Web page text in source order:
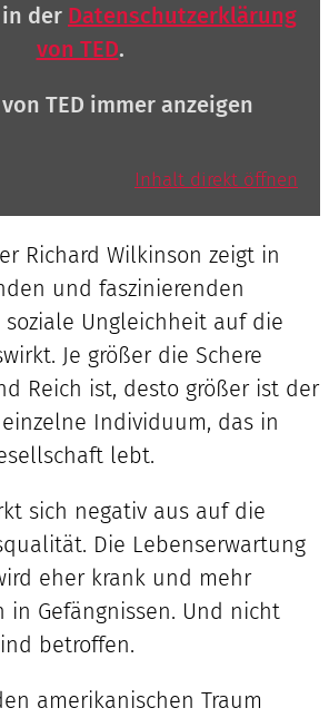
der Datenschutzerklärung
von TED.
TED immer anzeigen
Inhalt direkt öffnen
Richard Wilkinson zeigt in
und faszinierenden
soziale Ungleichheit auf die
Je größer die Schere
Reich ist, desto größer ist der
Individuum, das in
lebt.
sich negativ aus auf die
Die Lebenserwartung
eher krank und mehr
in Gefängnissen. Und nicht
betroffen.
amerikanischen Traum